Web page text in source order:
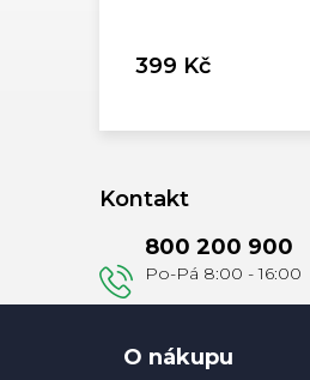
399 Kč
Kontakt
800 200 900
O nákupu